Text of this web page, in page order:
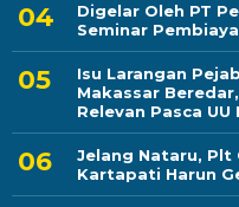
Digelar Oleh PT
Seminar
Isu Larangan
Makassar
Relevan Pasca UU
Jelang Nataru, Plt
Kartapati Harun